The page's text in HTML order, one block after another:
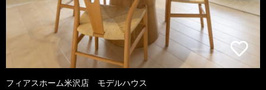
フィアスホーム米沢店 モデルハウス